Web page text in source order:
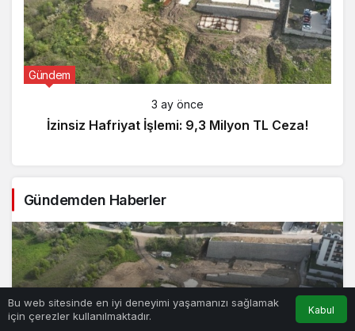
Gündem
3 ay önce
İzinsiz Hafriyat İşlemi: 9,3 Milyon TL Ceza!
Gündemden Haberler
Bu web sitesinde en iyi deneyimi yaşamanızı sağlamak
için çerezler kullanılmaktadır.
Kabul